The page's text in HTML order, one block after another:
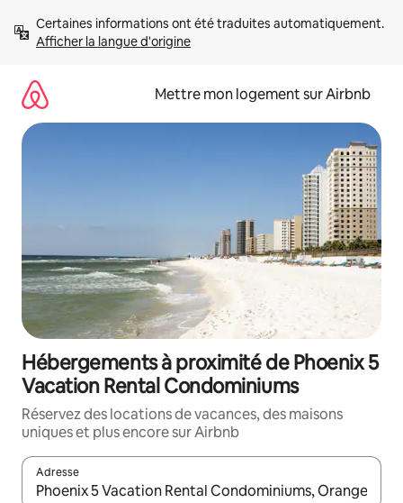
directement
Afficher la langue d'origine
Mettre mon logement sur Airbnb
Hébergements à proximité de Phoenix 5
Vacation Rental Condominiums
Réservez des locations de vacances, des maisons
uniques et plus encore sur Airbnb
Adresse
Lorsque les résultats s'affichent, utilisez les flèches vers le